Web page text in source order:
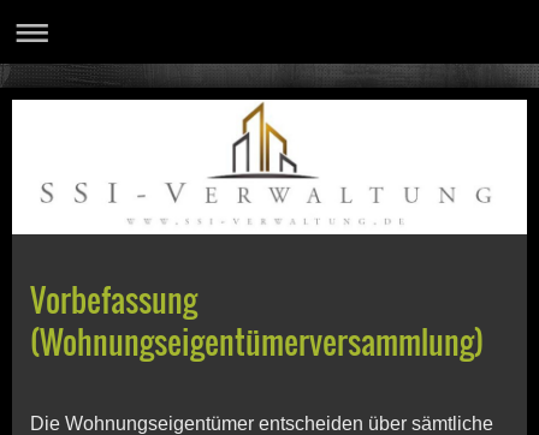
Vorbefassung
(Wohnungseigentümerversammlung)
Die Wohnungseigentümer entscheiden über sämtliche